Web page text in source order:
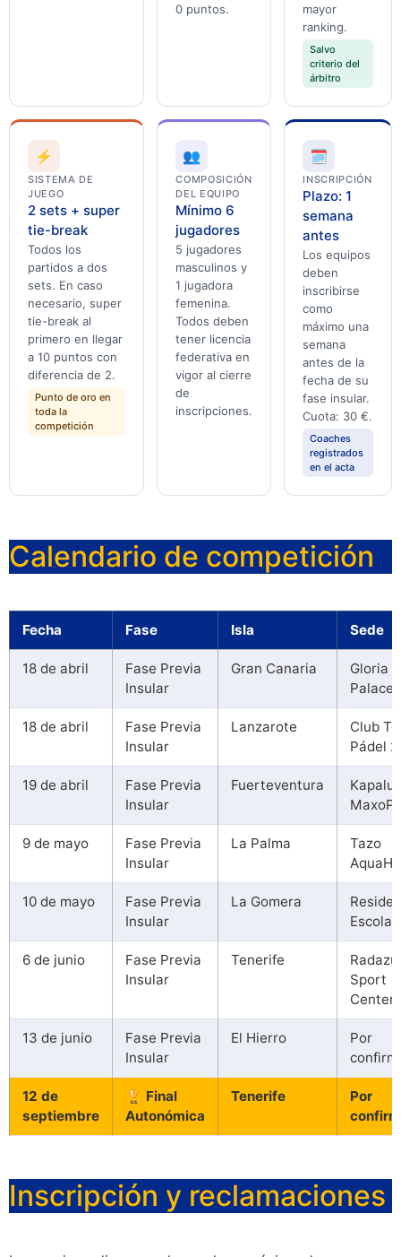
0 puntos.
mayor
ranking.
Salvo
criterio del
árbitro
⚡
SISTEMA DE
JUEGO
2 sets + super
tie-break
Todos los
partidos a dos
sets. En caso
necesario, super
tie-break al
primero en llegar
a 10 puntos con
diferencia de 2.
Punto de oro en
toda la
competición
👥
COMPOSICIÓN
DEL EQUIPO
Mínimo 6
jugadores
5 jugadores
masculinos y
1 jugadora
femenina.
Todos deben
tener licencia
federativa en
vigor al cierre
de
inscripciones.
🗓️
INSCRIPCIÓN
Plazo: 1
semana
antes
Los equipos
deben
inscribirse
como
máximo una
semana
antes de la
fecha de su
fase insular.
Cuota: 30 €.
Coaches
registrados
en el acta
Calendario de competición
Fecha Fase Isla Sede
18 de abril
Fase Previa
Insular
Gran Canaria
Gloria
Palace
18 de abril
Fase Previa
Insular
Lanzarote
Club
Pádel
19 de abril
Fase Previa
Insular
Fuerteventura
Kapalu
9 de mayo
Fase Previa
Insular
La Palma
Tazo
10 de mayo
Fase Previa
Insular
La Gomera
Escolar
6 de junio
Fase Previa
Insular
Tenerife
Radazul
Sport
Center
13 de junio
Fase Previa
Insular
El Hierro
Por
12 de
septiembre
🏆 Final
Autonómica
Tenerife
Por
Inscripción y reclamaciones